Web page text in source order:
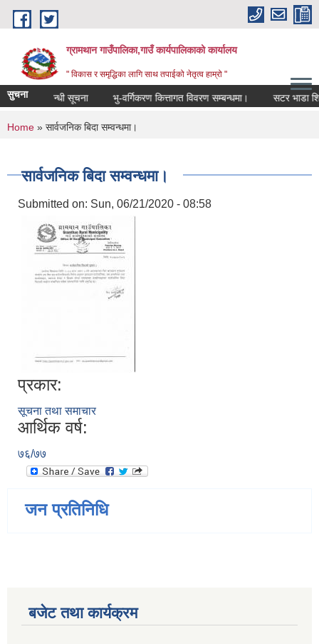
Skip to main content
ग्रामथान गाउँपालिका,गाउँ कार्यपालिकाको कार्यालय
" विकास र समृद्धिका लागि साथ तपाईको नेतृत्व हाम्रो "
सुचना
हुने सम्बन्धी सूचना भु-वर्गिकरण कित्तागत विवरण सम्बन्धमा। सटर भाडा
You are here
Home » सार्वजनिक बिदा सम्वन्धमा।
सार्वजनिक बिदा सम्वन्धमा।
Submitted on: Sun, 06/21/2020 - 08:58
प्रकार:
सूचना तथा समाचार
आर्थिक वर्ष:
७६/७७
जन प्रतिनिधि
बजेट तथा कार्यक्रम